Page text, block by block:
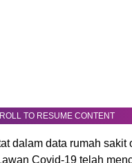
TO RESUME CONTENT
dalam data rumah sakit
Covid-19 telah